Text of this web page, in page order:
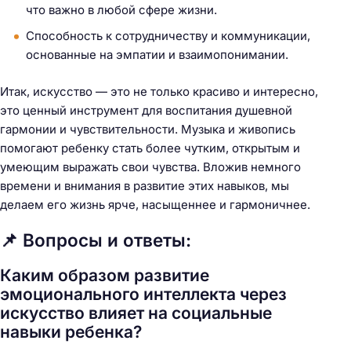
что важно в любой сфере жизни.
Способность к сотрудничеству и коммуникации,
основанные на эмпатии и взаимопонимании.
Итак, искусство — это не только красиво и интересно,
это ценный инструмент для воспитания душевной
гармонии и чувствительности. Музыка и живопись
помогают ребенку стать более чутким, открытым и
умеющим выражать свои чувства. Вложив немного
времени и внимания в развитие этих навыков, мы
делаем его жизнь ярче, насыщеннее и гармоничнее.
📌 Вопросы и ответы:
Каким образом развитие
эмоционального интеллекта через
искусство влияет на социальные
навыки ребенка?